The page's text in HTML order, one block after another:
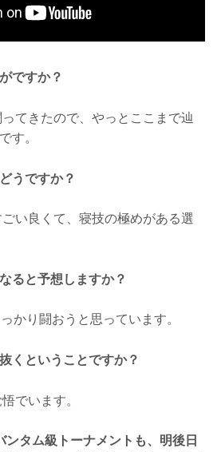
ですか？
てきたので、やっとここまで辿
す。
うですか？
い良くて、寝技の極めがある選
ると予想しますか？
かり闘おうと思っています。
ということですか？
でいます。
タム級トーナメントも、明後日